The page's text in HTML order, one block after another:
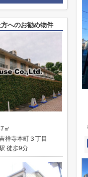
へのお勧め物件
㎡
祥寺本町３丁目
徒歩9分